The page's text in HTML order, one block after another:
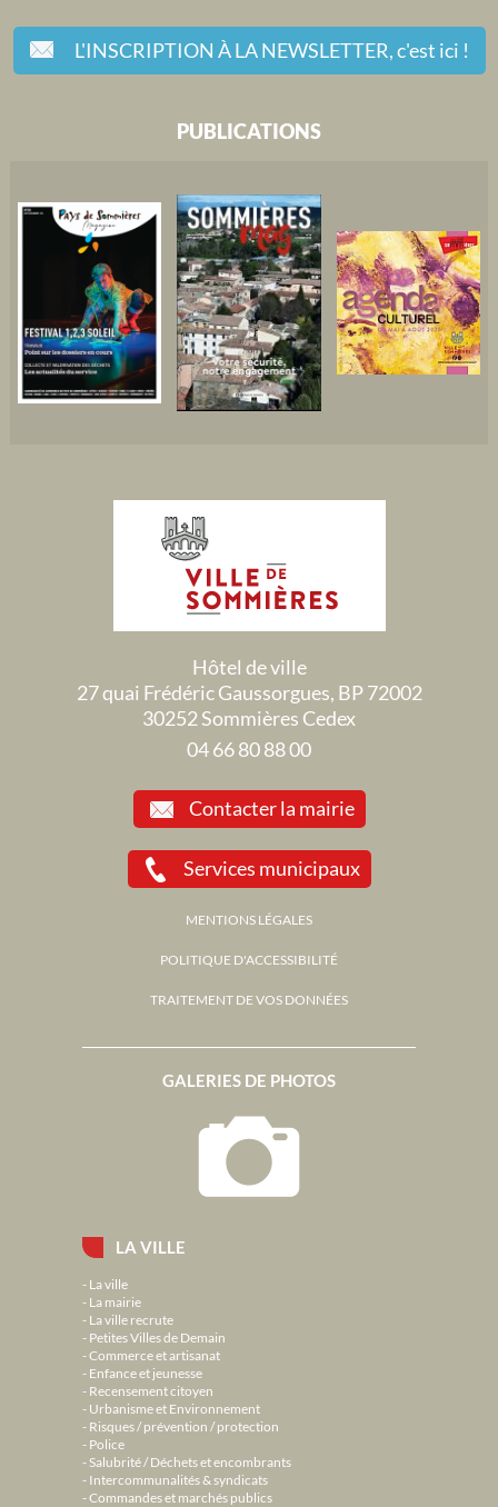
L'INSCRIPTION À LA NEWSLETTER,c'est ici !
LA VILLE
La ville
La mairie
La ville recrute
Petites Villes de Demain
Commerce et artisanat
Enfance et jeunesse
Recensement citoyen
Urbanisme et Environnement
Risques / prévention / protection
Police
Salubrité / Déchets et encombrants
Intercommunalités & syndicats
Commandes et marchés publics
GALERIES DE PHOTOS
PUBLICATIONS
Hôtel de ville
27 quai Frédéric Gaussorgues, BP 72002
30252 Sommières Cedex
04 66 80 88 00
Contacter la mairie
Services municipaux
MENTIONS LÉGALES
POLITIQUE D'ACCESSIBILITÉ
TRAITEMENT DE VOS DONNÉES